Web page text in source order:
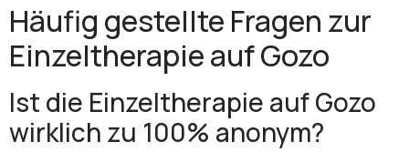
Häufig gestellte Fragen zur
Einzeltherapie auf Gozo
Ist die Einzeltherapie auf Gozo
wirklich zu 100% anonym?